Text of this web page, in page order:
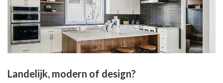
Landelijk, modern of design?